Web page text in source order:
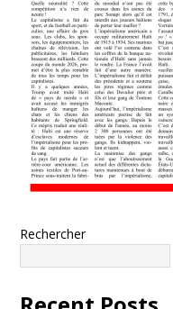
Rechercher